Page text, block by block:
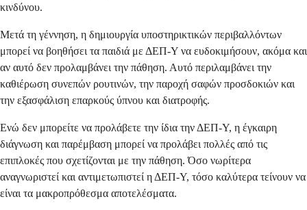
κινδύνου.
Μετά τη γέννηση, η δημιουργία υποστηρικτικών περιβαλλόντων
μπορεί να βοηθήσει τα παιδιά με ΔΕΠ-Υ να ευδοκιμήσουν, ακόμα και
αν αυτό δεν προλαμβάνει την πάθηση. Αυτό περιλαμβάνει την
καθιέρωση συνεπών ρουτινών, την παροχή σαφών προσδοκιών και
την εξασφάλιση επαρκούς ύπνου και διατροφής.
Ενώ δεν μπορείτε να προλάβετε την ίδια την ΔΕΠ-Υ, η έγκαιρη
διάγνωση και παρέμβαση μπορεί να προλάβει πολλές από τις
επιπλοκές που σχετίζονται με την πάθηση. Όσο νωρίτερα
αναγνωριστεί και αντιμετωπιστεί η ΔΕΠ-Υ, τόσο καλύτερα τείνουν να
είναι τα μακροπρόθεσμα αποτελέσματα.